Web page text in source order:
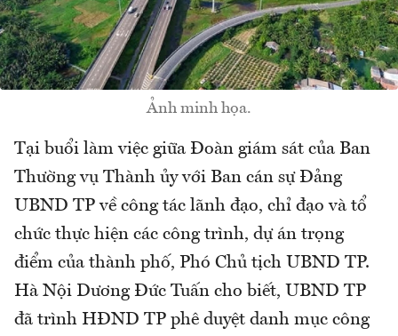
Ảnh minh họa.
Tại buổi làm việc giữa Đoàn giám sát của Ban
Thường vụ Thành ủy với Ban cán sự Đảng
UBND TP về công tác lãnh đạo, chỉ đạo và tổ
chức thực hiện các công trình, dự án trọng
điểm của thành phố, Phó Chủ tịch UBND TP.
Hà Nội Dương Đức Tuấn cho biết, UBND TP
đã trình HĐND TP phê duyệt danh mục công